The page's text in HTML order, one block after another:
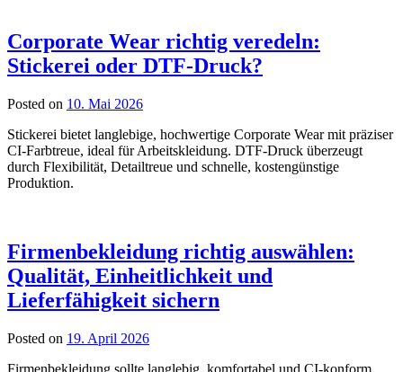
Corporate Wear richtig veredeln:
Stickerei oder DTF‑Druck?
Posted on 10. Mai 2026
Stickerei bietet langlebige, hochwertige Corporate Wear mit präziser
CI-Farbtreue, ideal für Arbeitskleidung. DTF-Druck überzeugt
durch Flexibilität, Detailtreue und schnelle, kostengünstige
Produktion.
Firmenbekleidung richtig auswählen:
Qualität, Einheitlichkeit und
Lieferfähigkeit sichern
Posted on 19. April 2026
Firmenbekleidung sollte langlebig, komfortabel und CI-konform